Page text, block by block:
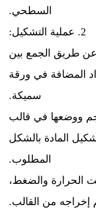
السطحي.
2. عملية التشكيل:
التحضير: يتم تحضير مادة SMC عن طريق الجمع بين
المضافة في ورقة
سميكة.
ووضعها في قالب
المادة بالشكل
المطلوب.
الحرارة والضغط،
من القالب.